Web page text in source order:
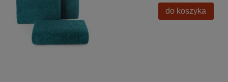
do koszyka